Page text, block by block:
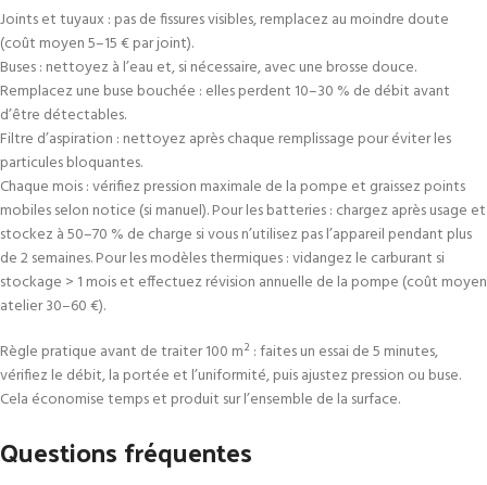
Joints et tuyaux : pas de fissures visibles, remplacez au moindre doute
(coût moyen 5–15 € par joint).
Buses : nettoyez à l’eau et, si nécessaire, avec une brosse douce.
Remplacez une buse bouchée : elles perdent 10–30 % de débit avant
d’être détectables.
Filtre d’aspiration : nettoyez après chaque remplissage pour éviter les
particules bloquantes.
Chaque mois : vérifiez pression maximale de la pompe et graissez points
mobiles selon notice (si manuel). Pour les batteries : chargez après usage et
stockez à 50–70 % de charge si vous n’utilisez pas l’appareil pendant plus
de 2 semaines. Pour les modèles thermiques : vidangez le carburant si
stockage > 1 mois et effectuez révision annuelle de la pompe (coût moyen
atelier 30–60 €).
Règle pratique avant de traiter 100 m² : faites un essai de 5 minutes,
vérifiez le débit, la portée et l’uniformité, puis ajustez pression ou buse.
Cela économise temps et produit sur l’ensemble de la surface.
Questions fréquentes